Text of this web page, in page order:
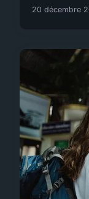
20 décembre